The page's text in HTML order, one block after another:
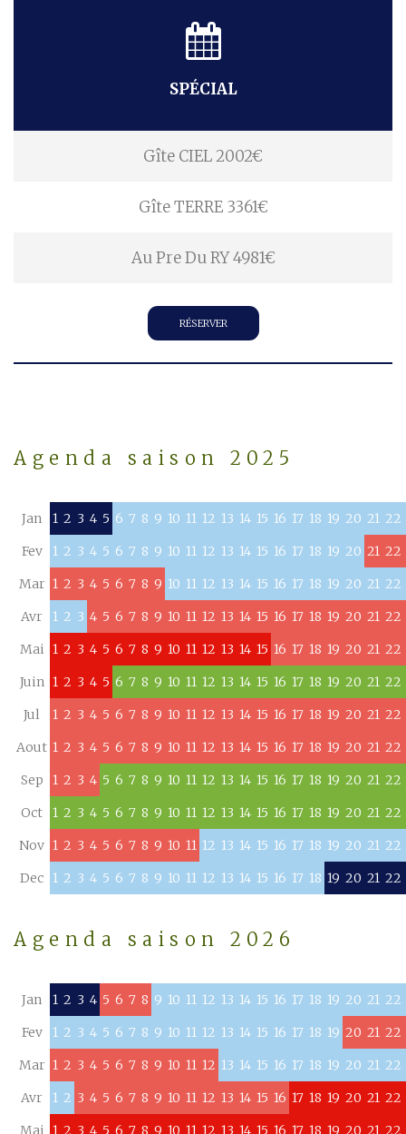
SPÉCIAL
Gîte CIEL 2002€
Gîte TERRE 3361€
Au Pre Du RY 4981€
RÉSERVER
Agenda saison 2025
Jan 1 2 3 4 5 6 7 8 9 10 11 12 13 14 15 16 17 18 19 20 21 22
Fev
1 2 3 4 5 6 7 8 9 10 11 12 13 14 15 16 17 18 19 20 21 22
Mar 1 2 3 4 5 6 7 8 9 10 11 12 13 14 15 16 17 18 19 20 21 22
Avr
1 2 3 4 5 6 7 8 9 10 11 12 13 14 15 16 17 18 19 20 21 22
Mai 1 2 3 4 5 6 7 8 9 10 11 12 13 14 15 16 17 18 19 20 21 22
Juin 1 2 3 4 5 6 7 8 9 10 11 12 13 14 15 16 17 18 19 20 21 22
Jul
1 2 3 4 5 6 7 8 9 10 11 12 13 14 15 16 17 18 19 20 21 22
Aout 1 2 3 4 5 6 7 8 9 10 11 12 13 14 15 16 17 18 19 20 21 22
Sep
1 2 3 4 5 6 7 8 9 10 11 12 13 14 15 16 17 18 19 20 21 22
Oct
1 2 3 4 5 6 7 8 9 10 11 12 13 14 15 16 17 18 19 20 21 22
Nov 1 2 3 4 5 6 7 8 9 10 11 12 13 14 15 16 17 18 19 20 21 22
Dec
1 2 3 4 5 6 7 8 9 10 11 12 13 14 15 16 17 18 19 20 21 22
Agenda saison 2026
Jan 1 2 3 4 5 6 7 8 9 10 11 12 13 14 15 16 17 18 19 20 21 22
Fev
1 2 3 4 5 6 7 8 9 10 11 12 13 14 15 16 17 18 19 20 21 22
Mar 1 2 3 4 5 6 7 8 9 10 11 12 13 14 15 16 17 18 19 20 21 22
Avr
1 2 3 4 5 6 7 8 9 10 11 12 13 14 15 16 17 18 19 20 21 22
Mai
1 2 3 4 5 6 7 8 9 10 11 12 13 14 15 16 17 18 19 20 21 22